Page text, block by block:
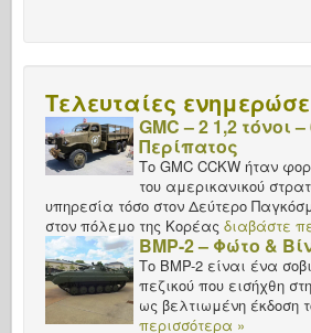
Τελευταίες
GMC – 2 1,2 τόνοι –
Περίπατος
Το GMC CCKW ήταν
του αμερικανικού
υπηρεσία τόσο στον Δεύτερο
στον πόλεμο της Κορέας διαβάστε
BMP-2 – Φώτο &
Το BMP-2 είναι ένα
πεζικού που εισήχθη
ως βελτιωμένη έκδοση
περισσότερα »